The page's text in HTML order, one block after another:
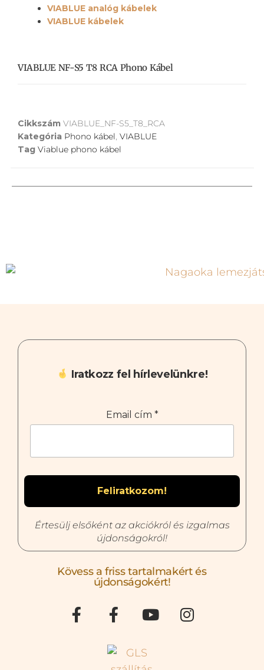
VIABLUE analóg kábelek
VIABLUE kábelek
VIABLUE NF-S5 T8 RCA Phono Kábel
Cikkszám VIABLUE_NF-S5_T8_RCA
Kategória Phono kábel, VIABLUE
Tag Viablue phono kábel
Iratkozz fel hírlevelünkre!
Email cím *
Értesülj elsőként az akciókról és izgalmas
újdonságokról!
Kövess a friss tartalmakért és
újdonságokért!